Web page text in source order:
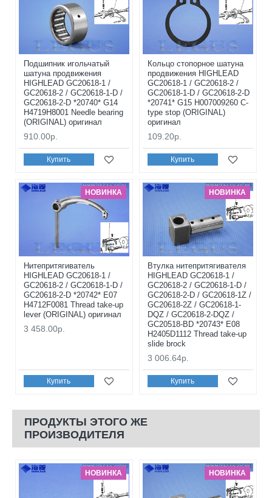
Подшипник игольчатый
шатуна продвижения
HIGHLEAD GC20618-1 /
GC20618-2 / GC20618-1-D /
GC20618-2-D *20740* G14
H4719H8001 Needle bearing
(ORIGINAL) оригинал
910.00р.
Купить
Кольцо стопорное шатуна
продвижения HIGHLEAD
GC20618-1 / GC20618-2 /
GC20618-1-D / GC20618-2-D
*20741* G15 H007009260 C-
type stop (ORIGINAL)
оригинал
109.20р.
Купить
НОВИНКА
Нитепритягиватель
HIGHLEAD GC20618-1 /
GC20618-2 / GC20618-1-D /
GC20618-2-D *20742* E07
H4712F0081 Thread take-up
lever (ORIGINAL) оригинал
3 458.00р.
Купить
НОВИНКА
Втулка нитепритягивателя
HIGHLEAD GC20618-1 /
GC20618-2 / GC20618-1-D /
GC20618-2-D / GC20618-1Z /
GC20618-2Z / GC20618-1-
DQZ / GC20618-2-DQZ /
GC20518-BD *20743* E08
H2405D1112 Thread take-up
slide brock
3 006.64р.
Купить
ПРОДУКТЫ ЭТОГО ЖЕ
ПРОИЗВОДИТЕЛЯ
НОВИНКА НОВИНКА